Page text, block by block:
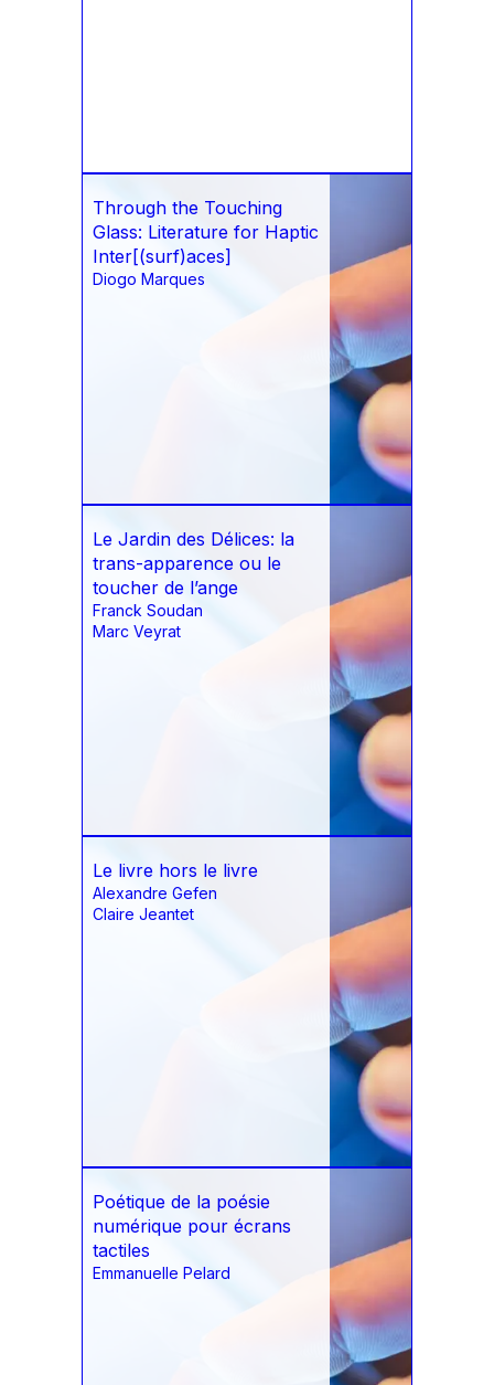
Through the Touching
Glass: Literature for Haptic
Inter[(surf)aces]
Diogo Marques
Le Jardin des Délices: la
trans-apparence ou le
toucher de l’ange
Franck Soudan
Marc Veyrat
Le livre hors le livre
Alexandre Gefen
Claire Jeantet
Poétique de la poésie
numérique pour écrans
tactiles
Emmanuelle Pelard